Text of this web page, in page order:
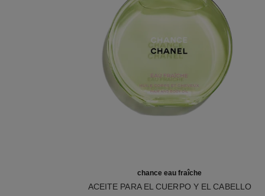
chance eau fraîche
ACEITE PARA EL CUERPO Y EL CABELLO